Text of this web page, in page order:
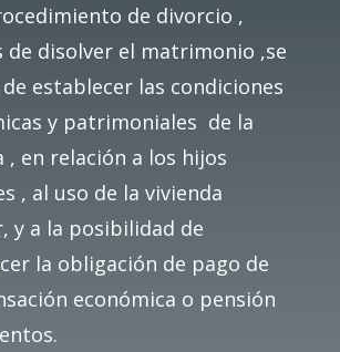
de divorcio ,
de disolver el matrimonio ,se
establecer las condiciones
y patrimoniales de la
en relación a los hijos
, al uso de la vivienda
y a la posibilidad de
la obligación de pago de
económica o pensión